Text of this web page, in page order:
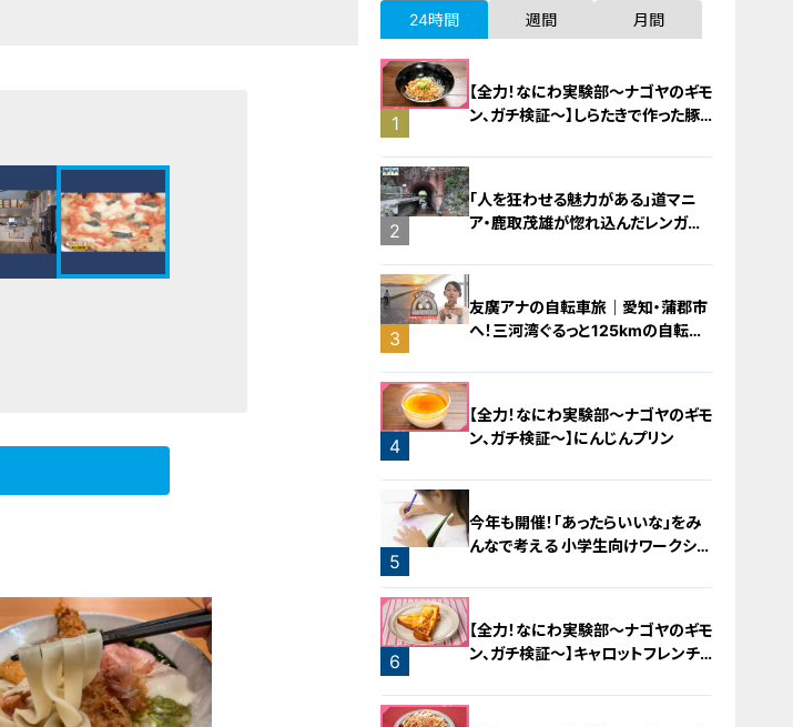
24時間 週間 月間
1
【全力！なにわ実験部～ナゴヤのギモ
ン、ガチ検証～】しらたきで作った豚
2
「人を狂わせる魅力がある」道マニ
ア・鹿取茂雄が惚れ込んだレンガの
3
友廣アナの自転車旅｜愛知・蒲郡市
へ！三河湾ぐるっと125kmの自転車
4
【全力！なにわ実験部～ナゴヤのギモ
ン、ガチ検証～】にんじんプリン
5
今年も開催！「あったらいいな」をみ
んなで考える 小学生向けワークショ
6
【全力！なにわ実験部～ナゴヤのギモ
ン、ガチ検証～】キャロットフレンチ